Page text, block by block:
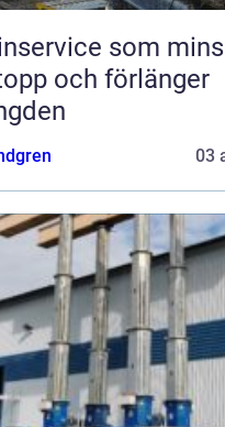
som
och förlänger
03